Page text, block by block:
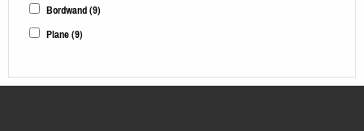
Bordwand(9)
Plane(9)